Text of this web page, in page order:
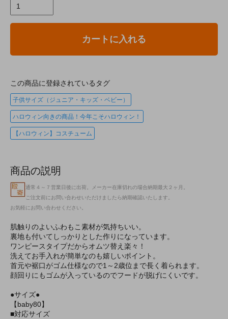
カートに入れる
この商品に登録されているタグ
子供サイズ（ジュニア・キッズ・ベビー）
ハロウィン向きの商品！今年こそハロウィン！
【ハロウィン】コスチューム
商品の説明
通常４～７営業日後に出荷。メーカー在庫切れの場合納期最大２ヶ月。
ご注文前にお問い合わせいただけましたら納期確認いたします。
お気軽にお問い合わせください。
肌触りのよいふわもこ素材が気持ちいい。
裏地も付いてしっかりとした作りになっています。
ワンピースタイプだからオムツ替え楽々！
洗えてお手入れが簡単なのも嬉しいポイント。
首元や裾口がゴム仕様なので1～2歳位まで長く着られます。
顔回りにもゴムが入っているのでフードが脱げにくいです。
●サイズ●
【baby80】
■対応サイズ